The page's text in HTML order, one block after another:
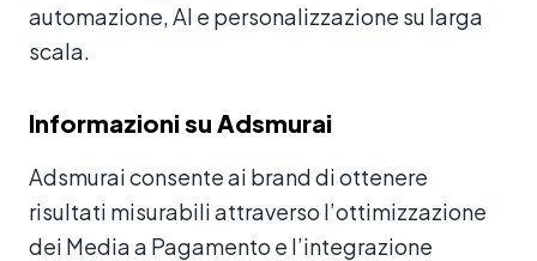
automazione, AI e personalizzazione su larga
scala.
Informazioni su Adsmurai
Adsmurai consente ai brand di ottenere
risultati misurabili attraverso l’ottimizzazione
dei Media a Pagamento e l’integrazione